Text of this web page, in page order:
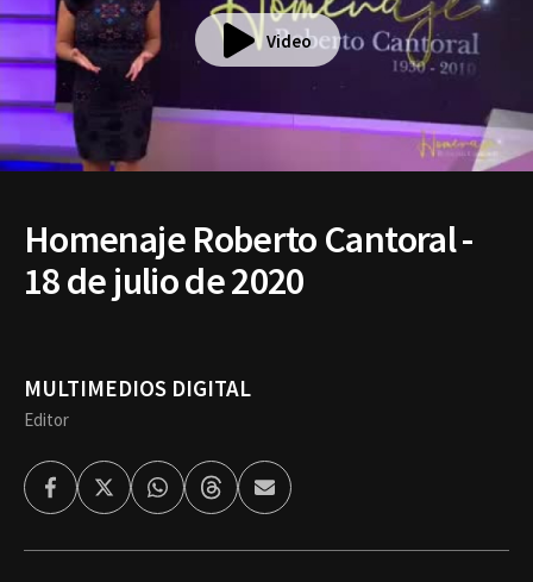
Video
Homenaje Roberto Cantoral -
18 de julio de 2020
MULTIMEDIOS DIGITAL
Editor
FacebookTwitterWhatsappThreadsEnviar
por